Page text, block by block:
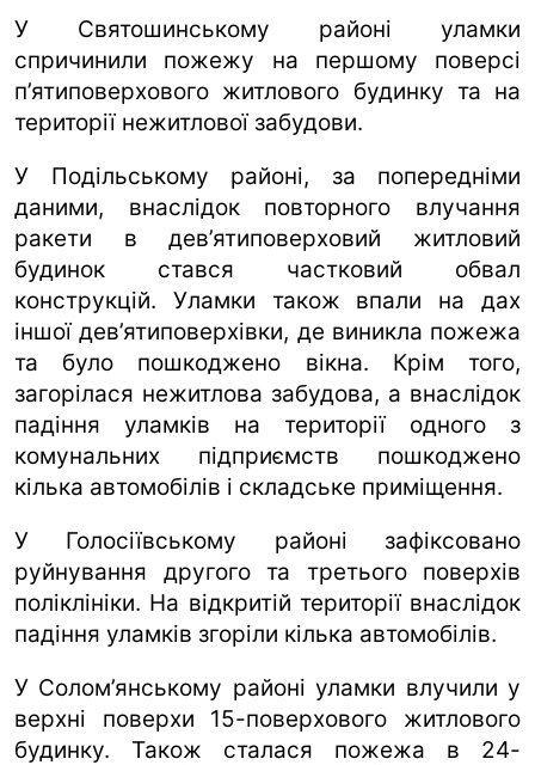
У Святошинському районі уламки
спричинили пожежу на першому поверсі
п’ятиповерхового житлового будинку та на
території нежитлової забудови.
У Подільському районі, за попередніми
даними, внаслідок повторного влучання
ракети в дев’ятиповерховий житловий
будинок стався частковий обвал
конструкцій. Уламки також впали на дах
іншої дев’ятиповерхівки, де виникла пожежа
та було пошкоджено вікна. Крім того,
загорілася нежитлова забудова, а внаслідок
падіння уламків на території одного з
комунальних підприємств пошкоджено
кілька автомобілів і складське приміщення.
У Голосіївському районі зафіксовано
руйнування другого та третього поверхів
поліклініки. На відкритій території внаслідок
падіння уламків згоріли кілька автомобілів.
У Солом’янському районі уламки влучили у
верхні поверхи 15-поверхового житлового
будинку. Також сталася пожежа в 24-